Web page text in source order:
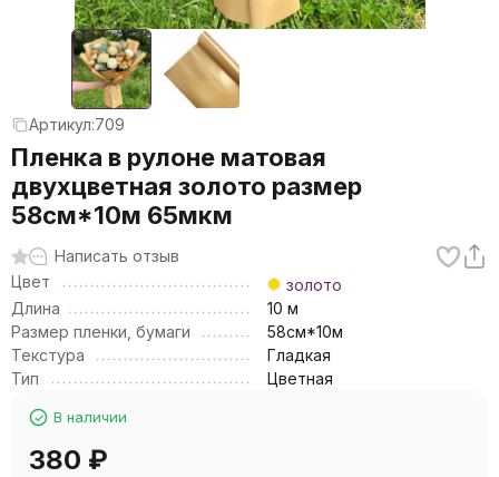
Артикул:709
Пленка в рулоне матовая
двухцветная золото размер
58см*10м 65мкм
Написать отзыв
Цвет
золото
Длина
10 м
Размер пленки, бумаги
58см*10м
Текстура
Гладкая
Тип
Цветная
В наличии
380 ₽